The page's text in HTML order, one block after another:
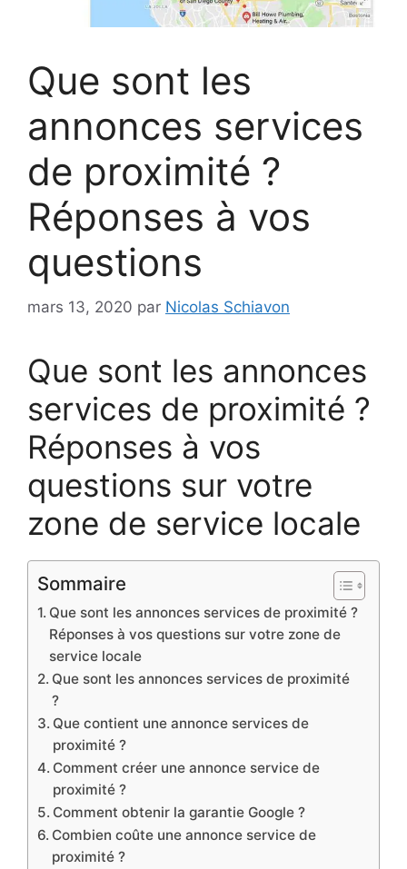
Que sont les
annonces services
de proximité ?
Réponses à vos
questions
mars 13, 2020 par Nicolas Schiavon
Que sont les annonces
services de proximité ?
Réponses à vos
questions sur votre
zone de service locale
Sommaire
Que sont les annonces services de proximité ?
Réponses à vos questions sur votre zone de
service locale
Que sont les annonces services de proximité
?
Que contient une annonce services de
proximité ?
Comment créer une annonce service de
proximité ?
Comment obtenir la garantie Google ?
Combien coûte une annonce service de
proximité ?